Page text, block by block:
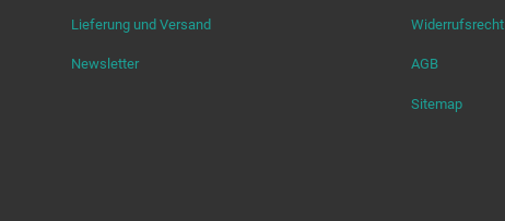
Lieferung und Versand
Newsletter
Widerrufsrecht
AGB
Sitemap